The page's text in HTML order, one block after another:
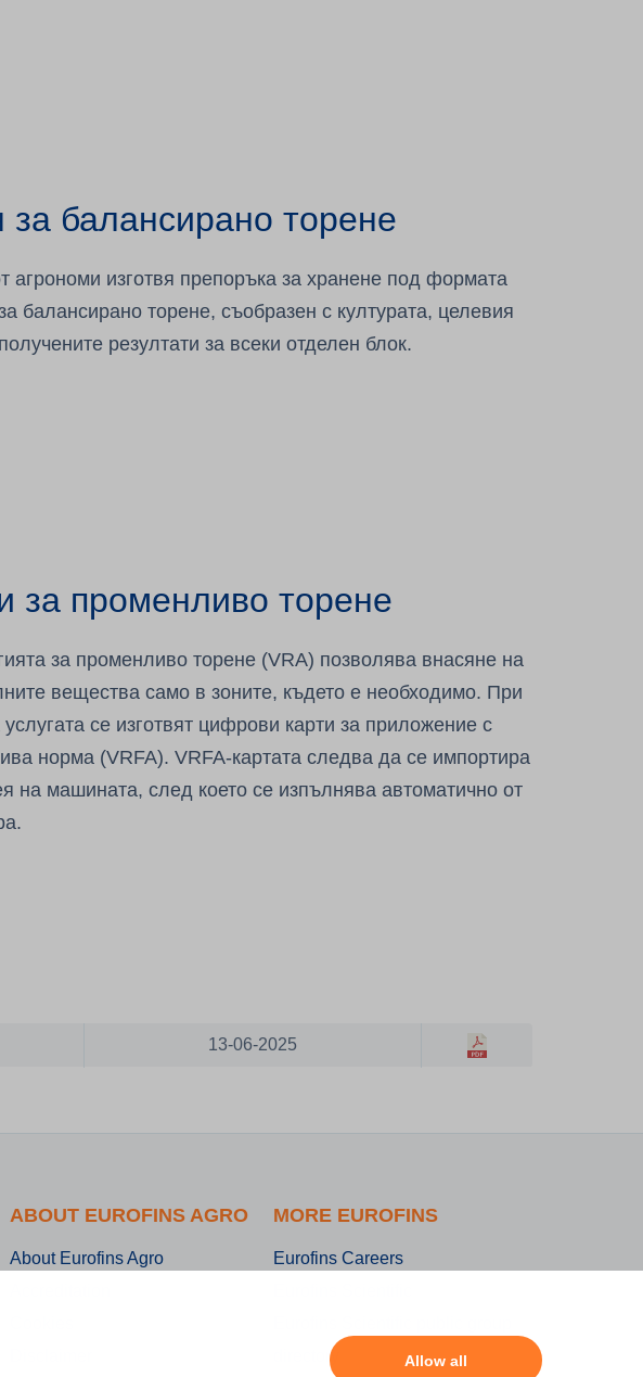
Allow all
за балансирано торене
агрономи изготвя препоръка за хранене под формата
балансирано торене, съобразен с културата, целевия
резултати за всеки отделен блок.
за променливо торене
за променливо торене (VRA) позволява внасяне на
вещества само в зоните, където е необходимо. При
услугата се изготвят цифрови карти за приложение с
норма (VRFA). VRFA-картата следва да се импортира
на машината, след което се изпълнява автоматично от
13-06-2025
ABOUT EUROFINS AGRO
About Eurofins Agro
MORE EUROFINS
Eurofins Careers
directory